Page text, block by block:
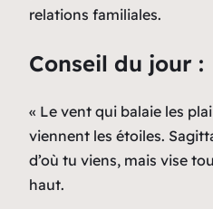
relations familiales.
Conseil du jour :
« Le vent qui balaie les
viennent les étoiles.
d’où tu viens, mais vise
haut.